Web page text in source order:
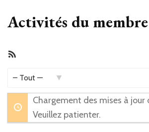
Activités du membre
Afficher
par
activité:
Chargement des mises à jour
Veuillez patienter.